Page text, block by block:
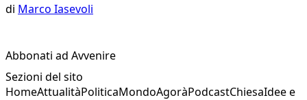
di Marco Iasevoli
Abbonati ad Avvenire
Sezioni del sito
HomeAttualitàPoliticaMondoAgoràPodcastChiesaIdee e